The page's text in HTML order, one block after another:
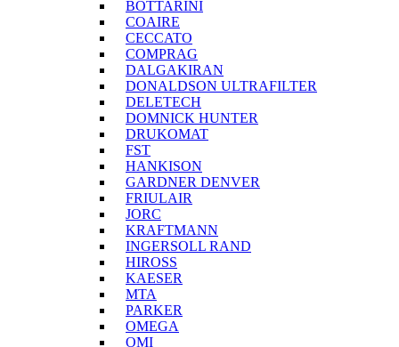
BOTTARINI
COAIRE
CECCATO
COMPRAG
DALGAKIRAN
DONALDSON ULTRAFILTER
DELETECH
DOMNICK HUNTER
DRUKOMAT
FST
HANKISON
GARDNER DENVER
FRIULAIR
JORC
KRAFTMANN
INGERSOLL RAND
HIROSS
KAESER
MTA
PARKER
OMEGA
OMI